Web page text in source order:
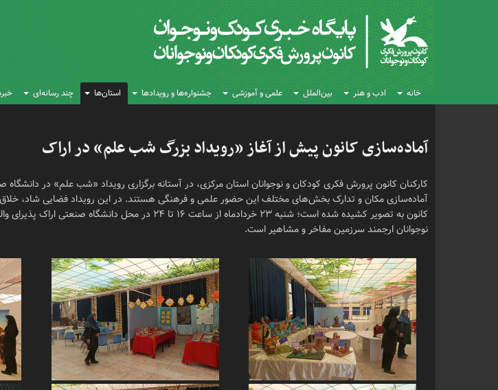
خانه ادب و هنر بین‌الملل علمی و آموزشی جشنواره‌ها و رویدادها استان‌ها چند رسانه‌ای
آماده‌سازی کانون پیش از آغاز «رویداد بزرگ شب علم» در اراک
کارکنان کانون پرورش فکری کودکان و نوجوانان استان مرکزی، در آستانه برگزاری رویداد «شب علم» در
آماده‌سازی مکان و تدارک بخش‌های مختلف این حضور علمی و فرهنگی هستند. در این رویداد فضایی شاد،
کانون به تصویر کشیده شده است؛ شنبه ۲۳ خردادماه از ساعت ۱۶ تا ۲۴ در محل
نوجوانان ارجمند سرزمین مفاخر و مشاهیر است.